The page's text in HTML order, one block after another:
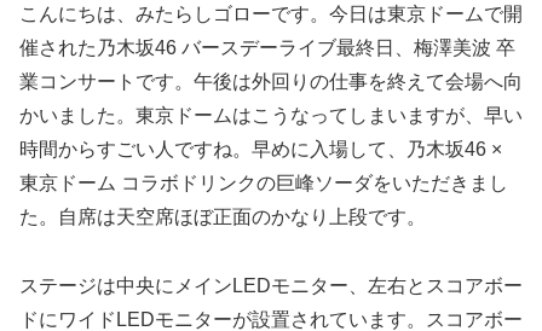
こんにちは、みたらしゴローです。今日は東京ドームで開
催された乃木坂46 バースデーライブ最終日、梅澤美波 卒
業コンサートです。午後は外回りの仕事を終えて会場へ向
かいました。東京ドームはこうなってしまいますが、早い
時間からすごい人ですね。早めに入場して、乃木坂46 ×
東京ドーム コラボドリンクの巨峰ソーダをいただきまし
た。自席は天空席ほぼ正面のかなり上段です。
ステージは中央にメインLEDモニター、左右とスコアボー
ドにワイドLEDモニターが設置されています。スコアボー